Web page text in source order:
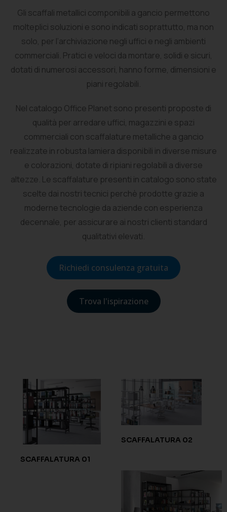
Gli scaffali metallici componibili a gancio permettono
molteplici soluzioni e sono indicati soprattutto, ma non
solo, per l’archiviazione negli uffici e negli ambienti
commerciali. Pratici e veloci da montare, solidi e sicuri,
dotati di numerosi accessori, hanno forme, dimensioni e
piani regolabili.
Nel catalogo Office Planet sono presenti proposte di
qualità per arredare uffici, magazzini e spazi
commerciali con scaffalature metalliche a gancio
realizzate in robusta lamiera disponibili in diverse misure
e colorazioni, dotate di ripiani regolabili a diverse
altezze. Le scaffalature presenti in catalogo sono state
scelte dai nostri tecnici perchè prodotte grazie a
moderne tecnologie da aziende con esperienza
decennale, per assicurare ai nostri clienti standard
qualitativi elevati.
Richiedi consulenza gratuita
Trova l'ispirazione
SCAFFALATURA 01
SCAFFALATURA 02